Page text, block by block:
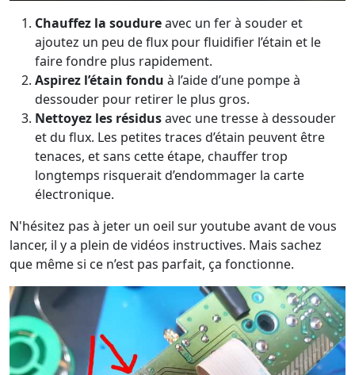
Chauffez la soudureavec un fer à souder et
ajoutez un peu de flux pour fluidifier l’étain et le
faire fondre plus rapidement.
Aspirez l’étain fondu à l’aide d’une pompe à
dessouder pour retirer le plus gros.
Nettoyez les résidusavec une tresse à dessouder
et du flux. Les petites traces d’étain peuvent être
tenaces, et sans cette étape, chauffer trop
longtemps risquerait d’endommager la carte
électronique.
N'hésitez pas à jeter un oeil sur youtube avant de vous
lancer, il y a plein de vidéos instructives. Mais sachez
que même si ce n’est pas parfait, ça fonctionne.